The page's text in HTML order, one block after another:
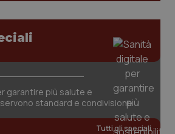
garantire più salute e
standard e condivisione
Tutti gli speciali
www.quotidianosanita.it